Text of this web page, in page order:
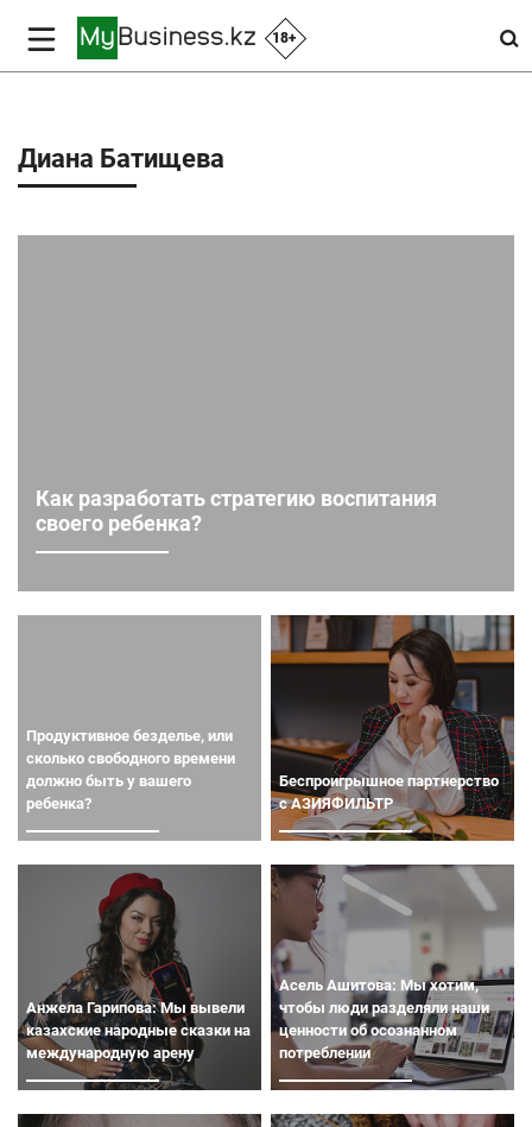
18+
Диана Батищева
Как разработать стратегию воспитания
своего ребенка?
Продуктивное безделье, или
cколько свободного времени
должно быть у вашего
ребенка?
Беспроигрышное партнерство
с АЗИЯФИЛЬТР
Анжела Гарипова: Мы вывели
казахские народные сказки на
международную арену
Асель Ашитова: Мы хотим,
чтобы люди разделяли наши
ценности об осознанном
потреблении